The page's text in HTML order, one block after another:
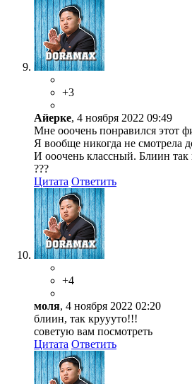
+3
Айерке, 4 ноября 2022 09:49
Мне ооочень понравился этот
Я вообще никогда не смотрела
И ооочень классный. Блиин так
???
Цитата Ответить
+4
моля, 4 ноября 2022 02:20
блиин, так круууто!!!
советую вам посмотреть
Цитата Ответить